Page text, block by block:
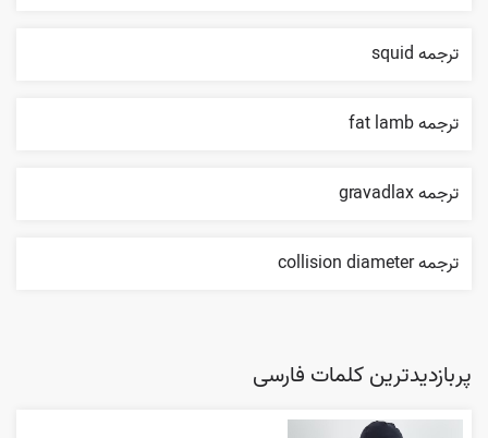
ترجمه squid
ترجمه fat lamb
ترجمه gravadlax
ترجمه collision diameter
پربازدیدترین کلمات فارسی